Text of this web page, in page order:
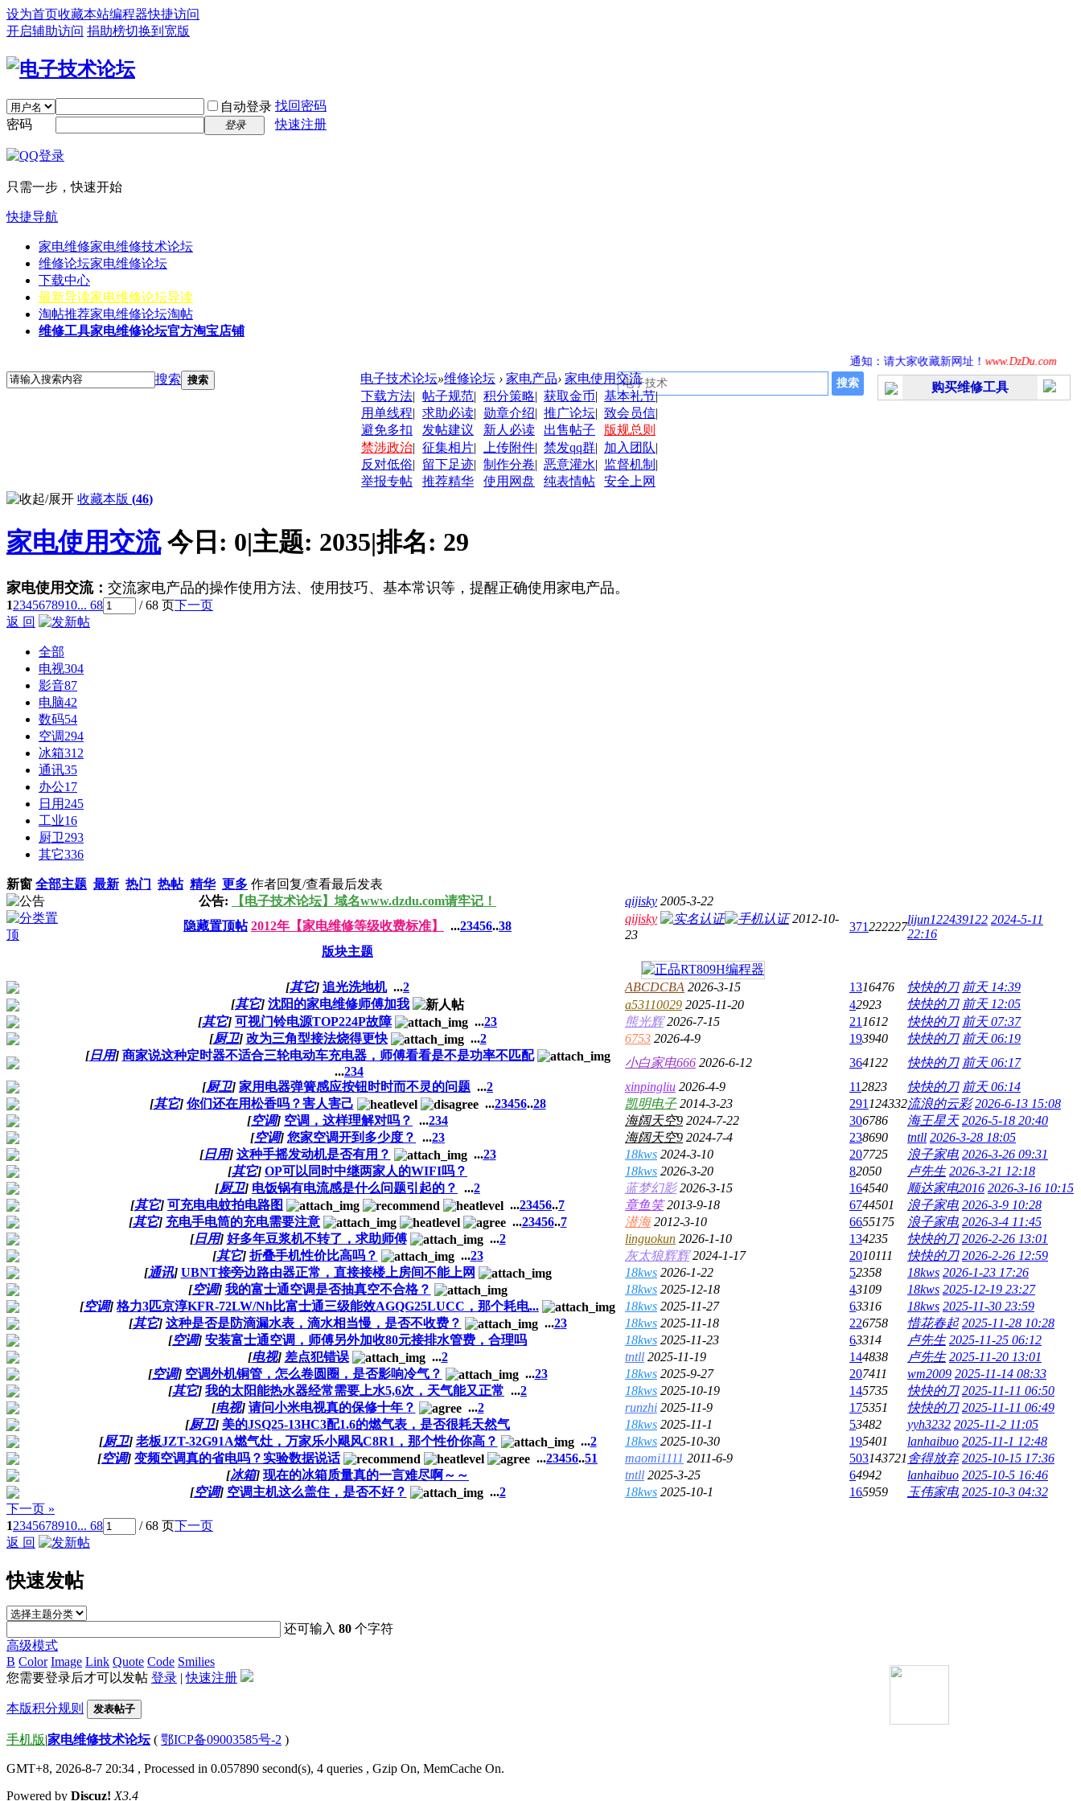
设为首页收藏本站编程器快捷访问
开启辅助访问 捐助榜切换到宽版
自动登录 找回密码
密码
登录 快速注册
只需一步，快速开始
快捷导航
家电维修家电维修技术论坛
维修论坛家电维修论坛
下载中心
最新导读家电维修论坛导读
淘帖推荐家电维修论坛淘帖
维修工具家电维修论坛官方淘宝店铺
通知：请大家收藏新网址！www.DzDu.com
搜索 搜索
购买维修工具
电子技术论坛»维修论坛 › 家电产品› 家电使用交流
下载方法|
用单线程|
避免多扣
帖子规范|
求助必读|
发帖建议
积分策略|
勋章介绍|
新人必读
获取金币|
推广论坛|
出售帖子
基本礼节|
致会员信|
版规总则
禁涉政治|
反对低俗|
举报专帖
征集相片|
留下足迹|
推荐精华
上传附件|
制作分卷|
使用网盘
禁发qq群|
恶意灌水|
纯表情帖
加入团队|
监督机制 |
安全上网
收藏本版 (46)
家电使用交流 今日: 0|主题: 2035|排名: 29
家电使用交流： 交流家电产品的操作使用方法、使用技巧、基本常识等，提醒正确使用家电产品。
12345678910... 68 / 68 页下一页
返 回
全部
电视304
影音87
电脑42
数码54
空调294
冰箱312
通讯35
办公17
日用 245
工业16
厨卫293
其它336
新窗 全部主题 最新 热门 热帖 精华 更多 作者回复/查看最后发表
公告:
【电子技术论坛】域名www.dzdu.com请牢记！ qijisky 2005-3-22
隐藏置顶帖 2012年【家电维修等级收费标准】 ...23456..38
qijisky
2012-10-
23
371222227
lijun122439122 2024-5-11
22:16
版块主题
[其它] 追光洗地机 ...2 ABCDCBA 2026-3-15 1316476 快快的刀 前天 14:39
[其它] 沈阳的家电维修师傅加我 a53110029 2025-11-20 42923 快快的刀 前天 12:05
[其它] 可视门铃电源TOP224P故障 ...23 熊光辉 2026-7-15 21 1612 快快的刀 前天 07:37
[厨卫] 改为三角型接法烧得更快 ...2 6753 2026-4-9 193940 快快的刀 前天 06:19
[日用] 商家说这种定时器不适合三轮电动车充电器，师傅看看是不是功率不匹配
...234
小白家电666 2026-6-12 364122 快快的刀 前天 06:17
[厨卫] 家用电器弹簧感应按钮时时而不灵的问题 ...2 xinpingliu 2026-4-9 112823 快快的刀 前天 06:14
[其它] 你们还在用松香吗？害人害己 ...23456..28 凯明电子 2014-3-23 291 124332流浪的云彩 2026-6-13 15:08
[空调] 空调，这样理解对吗？ ...234 海阔天空9 2024-7-22 306786 海王星天 2026-5-18 20:40
[空调] 您家空调开到多少度？ ...23 海阔天空9 2024-7-4 238690 tntll 2026-3-28 18:05
[日用] 这种手摇发动机是否有用？ ...23 18kws 2024-3-10 207725 浪子家电 2026-3-26 09:31
[其它] OP可以同时中继两家人的WIFI吗？ 18kws 2026-3-20 82050 卢先生 2026-3-21 12:18
[厨卫] 电饭锅有电流感是什么问题引起的？ ...2 蓝梦幻影 2026-3-15 164540 顺达家电2016 2026-3-16 10:15
[其它] 可充电电蚊拍电路图 ...23456..7 章鱼笑 2013-9-18 6744501 浪子家电 2026-3-9 10:28
[其它] 充电手电筒的充电需要注意 ...23456..7 潜海 2012-3-10 6655175 浪子家电 2026-3-4 11:45
[日用] 好多年豆浆机不转了，求助师傅 ...2 linguokun 2026-1-10 134235 快快的刀 2026-2-26 13:01
[其它] 折叠手机性价比高吗？ ...23 灰太狼辉辉 2024-1-17 2010111 快快的刀 2026-2-26 12:59
[通讯] UBNT接旁边路由器正常，直接接楼上房间不能上网 18kws 2026-1-22 52358 18kws 2026-1-23 17:26
[空调] 我的富士通空调是否抽真空不合格？ 18kws 2025-12-18 43109 18kws 2025-12-19 23:27
[空调] 格力3匹京淳KFR-72LW/Nh比富士通三级能效AGQG25LUCC，那个耗电... 18kws 2025-11-27 63316 18kws 2025-11-30 23:59
[其它] 这种是否是防滴漏水表，滴水相当慢，是否不收费？ ...23 18kws 2025-11-18 226758 惜花春起 2025-11-28 10:28
[空调] 安装富士通空调，师傅另外加收80元接排水管费，合理吗 18kws 2025-11-23 63314 卢先生 2025-11-25 06:12
[电视] 差点犯错误 ...2 tntll 2025-11-19 144838 卢先生 2025-11-20 13:01
[空调] 空调外机铜管，怎么卷圆圈，是否影响冷气？ ...23 18kws 2025-9-27 207411 wm2009 2025-11-14 08:33
[其它] 我的太阳能热水器经常需要上水5,6次，天气能又正常 ...2 18kws 2025-10-19 145735 快快的刀 2025-11-11 06:50
[电视] 请问小米电视真的保修十年？ ...2 runzhi 2025-11-9 175351 快快的刀 2025-11-11 06:49
[厨卫] 美的JSQ25-13HC3配1.6的燃气表，是否很耗天然气 18kws 2025-11-1 53482 yyh3232 2025-11-2 11:05
[厨卫] 老板JZT-32G91A燃气灶，万家乐小飓风C8R1，那个性价你高？ ...2 18kws 2025-10-30 195401 lanhaibuo 2025-11-1 12:48
[空调] 变频空调真的省电吗？实验数据说话 ...23456..51 maomi1111 2011-6-9 503143721 舍得放弃 2025-10-15 17:36
[冰箱] 现在的冰箱质量真的一言难尽啊～～ tntll 2025-3-25 64942 lanhaibuo 2025-10-5 16:46
[空调] 空调主机这么盖住，是否不好？ ...2 18kws 2025-10-1 165959 玉伟家电 2025-10-3 04:32
下一页 »
12345678910... 68 / 68 页下一页
返 回
快速发帖
还可输入80 个字符
高级模式
B Color Image Link Quote Code Smilies
您需要登录后才可以发帖 登录 |快速注册
本版积分规则 发表帖子
手机版|家电维修技术论坛( 鄂ICP备09003585号-2 )
GMT+8, 2026-8-7 20:34 , Processed in 0.057890 second(s), 4 queries , Gzip On, MemCache On.
Powered by Discuz! X3.4